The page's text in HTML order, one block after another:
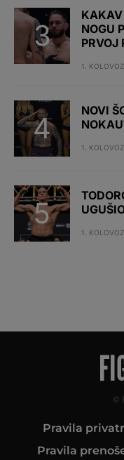
NOGU
PRVOJ
1.
NOVI
1.
1.
©
Pravila
Pravila